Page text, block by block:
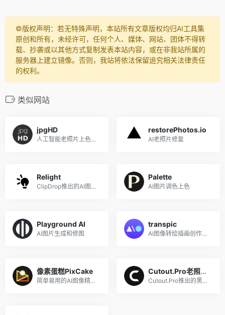
©️版权声明：若无特殊声明，本站所有文章版权均归AI工具集
原创和所有，未经许可，任何个人、媒体、网站、团体不得转
载、抄袭或以其他方式复制发表本站内容，或在非我站所属的
服务器上建立镜像。否则，我站将依法保留追究相关法律责任
的权利。
类似网站
jpgHD
人工智能老照片上色和修复
restorePhotos.io
AI老照片修复
Relight
ClipDrop推出的AI图像打光工具
Palette
AI图片调色上色
Playground AI
AI图片生成和修图
transpic
AI图像转绘插画创作平台
像素蛋糕PixCake
简单易用的AI图像精修工具
Cutout.Pro老照片上色
Cutout.Pro推出的黑白图片上色